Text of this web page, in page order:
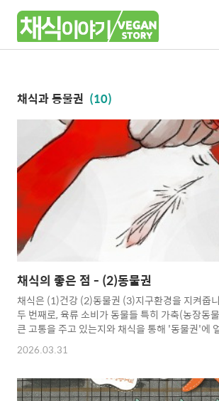
채식과 동물권 (10)
채식의 좋은 점 - (2)동물권
채식은 (1)건강 (2)동물권 (3)지구환경을 지켜줍
두 번째로, 육류 소비가 동물들 특히 가축(농장동
큰 고통을 주고 있는지와 채식을 통해 '동물권'에
를 하게 되는지에 대한 내용들을 정리해 보았습니
장식 축산은 야만의 극치현대식 축산업의 가장 큰
모른다는 점이다.- 피터 치키(Peter Cheeke), 오
2026.03.31